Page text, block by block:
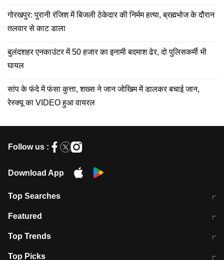
गोरखपुर: पुरानी रंजिश में बिजली ठेकेदार की निर्मम हत्या, ब्रह्मभोज के दौरान
तलवार से काट डाला
बुलंदशहर एनकाउंटर में 50 हजार का इनामी बदमाश ढेर, दो पुलिसकर्मी भी
घायल
सांप के फंदे में फंसा कुत्ता, शख्स ने जान जोखिम में डालकर बचाई जान,
रेस्क्यू का VIDEO हुआ वायरल
Follow us :
Download App
Top Searches
मुंबई में लगे 'जेन जी' के पोस्टर, लिखा- 'मैं
Featured
10 अगस्त को विधानसभा का घेराव करेंगे
Top Trends
RBI का नया नियम: अब बैंकों को अपनी सभी
Top Picks